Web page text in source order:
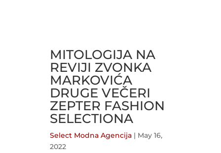
MITOLOGIJA NA
REVIJI ZVONKA
MARKOVIĆA
DRUGE VEČERI
ZEPTER FASHION
SELECTIONA
Select Modna Agencija | May 16,
2022